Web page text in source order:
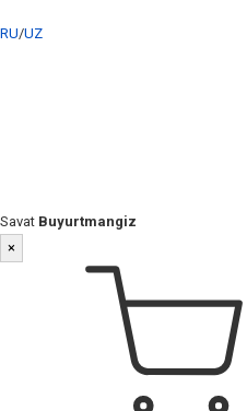
RU/UZ
Savat Buyurtmangiz
×